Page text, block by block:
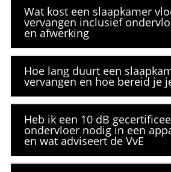
Wat kost een slaapkamer
vervangen inclusief
en afwerking
Hoe lang duurt een
vervangen en hoe bereid je
Heb ik een 10 dB
ondervloer nodig in een
en wat adviseert de VvE